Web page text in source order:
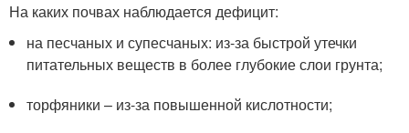
На каких почвах наблюдается дефицит:
на песчаных и супесчаных: из-за быстрой утечки
питательных веществ в более глубокие слои грунта;
торфяники – из-за повышенной кислотности;